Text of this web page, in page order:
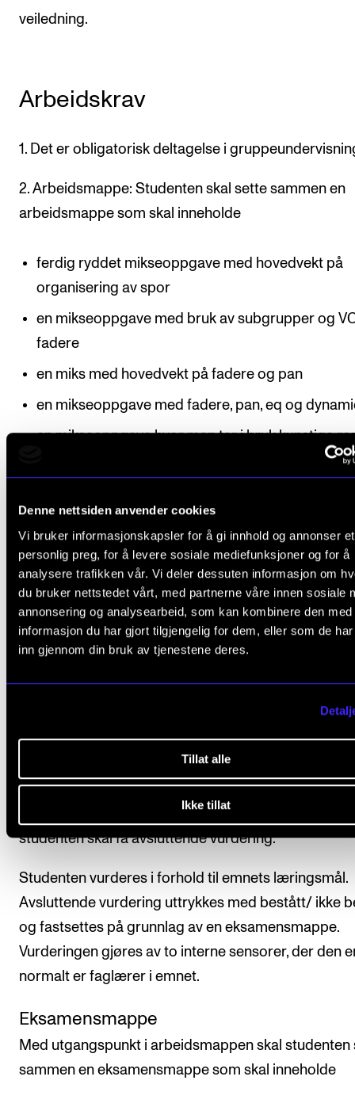
Denne nettsiden anvender cookies
Vi bruker informasjonskapsler for å gi innhold og annonser et
personlig preg, for å levere sosiale mediefunksjoner og for å
analysere trafikken vår. Vi deler dessuten informasjon om
du bruker nettstedet vårt, med partnerne våre innen sosiale
annonsering og analysearbeid, som kan kombinere den med
informasjon du har gjort tilgjengelig for dem, eller som de
inn gjennom din bruk av tjenestene deres.
Tillat alle
Ikke tillat
veiledning.
Arbeidskrav
1. Det er obligatorisk deltagelse i
2. Arbeidsmappe: Studenten skal sette sammen en
arbeidsmappe som skal inneholde
ferdig ryddet mikseoppgave med hovedvekt på
organisering av spor
en mikseoppgave med bruk av subgrupper og
fadere
en miks med hovedvekt på fadere og pan
en mikseoppgave med fadere, pan, eq og
en mikseoppgave hvor man tar i bruk kunstige
kvalifisering og tonekorreksjon på vokal
en stor mikseoppgave med minimum 50
hvor man tar i bruk de teknikker og metoder som
gjennomgått i kurset
Frist: Innleveringsfrist på arbeidsmappen er 15. april
emnets andre semester. Mappen leveres faglærer i
emnet.
Avsluttende vurdering
Alle arbeidskrav i emnet må være godkjent for at
studenten skal få avsluttende vurdering.
Studenten vurderes i forhold til emnets læringsmål.
Avsluttende vurdering uttrykkes med bestått/ ikke
og fastsettes på grunnlag av en eksamensmappe.
Vurderingen gjøres av to interne sensorer, der den
normalt er faglærer i emnet.
Eksamensmappe
Med utgangspunkt i arbeidsmappen skal studenten
sammen en eksamensmappe som skal inneholde